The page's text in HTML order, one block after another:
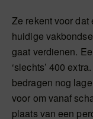
Ze rekent voor
huidige
gaat verdienen.
‘slechts’ 400
bedragen nog
voor om vanaf
plaats van een